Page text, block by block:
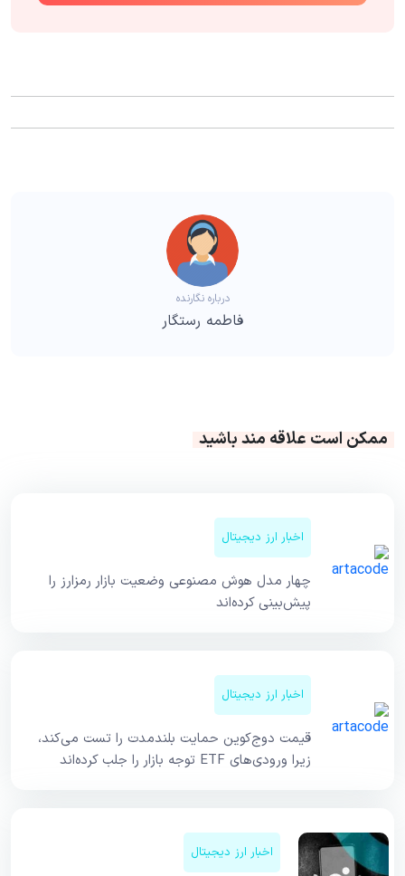
درباره نگارنده
فاطمه رستگار
ممکن است علاقه مند باشید
اخبار ارز دیجیتال
چهار مدل هوش مصنوعی وضعیت بازار رمزارز را
پیش‌بینی کرده‌اند
اخبار ارز دیجیتال
قیمت دوج‌کوین حمایت بلندمدت را تست می‌کند،
زیرا ورودی‌های ETF توجه بازار را جلب کرده‌اند
اخبار ارز دیجیتال